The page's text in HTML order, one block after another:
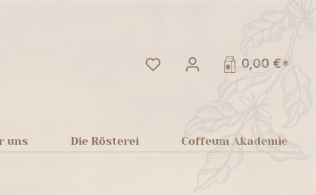
Du hast 0 Produkte auf
0,00 €*
uns Die Rösterei Coffeum Akademie